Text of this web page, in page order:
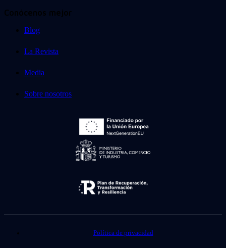
Conócenos mejor
Blog
La Revista
Media
Sobre nosotros
Política de privacidad